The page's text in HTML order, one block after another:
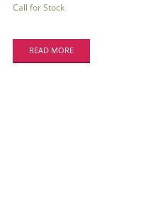
Call for Stock
READ MORE